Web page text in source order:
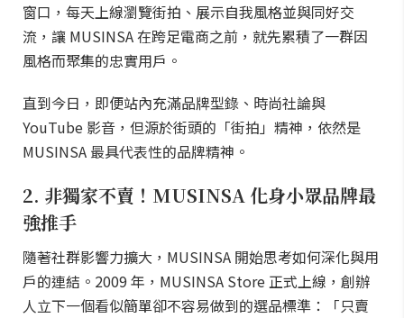
窗口，每天上線瀏覽街拍、展示自我風格並與同好交
流，讓 MUSINSA 在跨足電商之前，就先累積了一群因
風格而聚集的忠實用戶。
直到今日，即便站內充滿品牌型錄、時尚社論與
YouTube 影音，但源於街頭的「街拍」精神，依然是
MUSINSA 最具代表性的品牌精神。
2. 非獨家不賣！MUSINSA 化身小眾品牌最
強推手
隨著社群影響力擴大，MUSINSA 開始思考如何深化與用
戶的連結。2009 年，MUSINSA Store 正式上線，創辦
人立下一個看似簡單卻不容易做到的選品標準：「只賣